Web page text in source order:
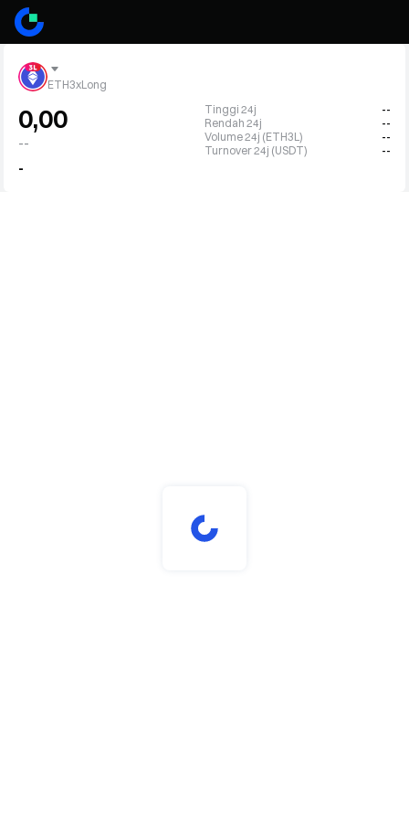
ETH3xLong
0,00
--
-
Tinggi 24j
--
Rendah 24j
--
Volume 24j (ETH3L)
--
Turnover 24j (USDT)
--